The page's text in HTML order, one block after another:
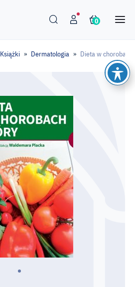
0
Książki » Dermatologia » Dieta w chorobach